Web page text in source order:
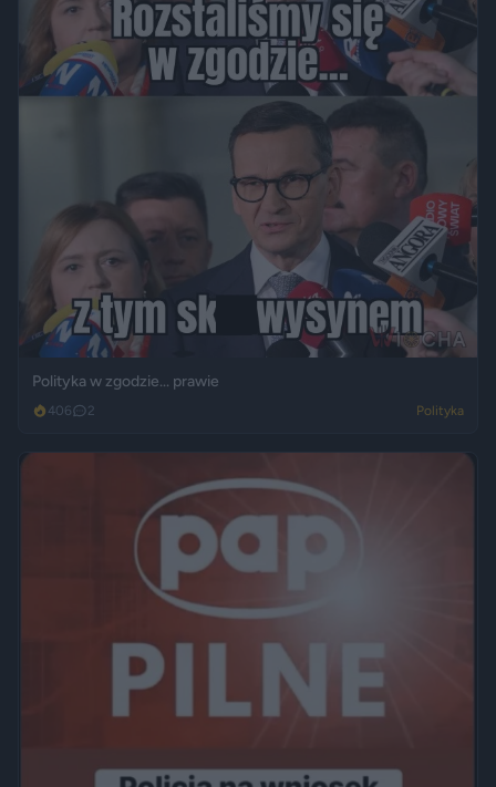
Polityka w zgodzie... prawie
406 2 Polityka